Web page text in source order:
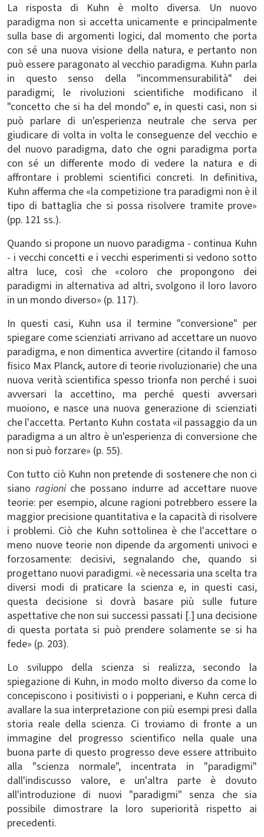
La risposta di Kuhn è molto diversa. Un nuovo
paradigma non si accetta unicamente e principalmente
sulla base di argomenti logici, dal momento che porta
con sé una nuova visione della natura, e pertanto non
può essere paragonato al vecchio paradigma. Kuhn parla
in questo senso della "incommensurabilità" dei
paradigmi; le rivoluzioni scientifiche modificano il
"concetto che si ha del mondo" e, in questi casi, non si
può parlare di un'esperienza neutrale che serva per
giudicare di volta in volta le conseguenze del vecchio e
del nuovo paradigma, dato che ogni paradigma porta
con sé un differente modo di vedere la natura e di
affrontare i problemi scientifici concreti. In definitiva,
Kuhn afferma che «la competizione tra paradigmi non è il
tipo di battaglia che si possa risolvere tramite prove»
(pp. 121 ss.).
Quando si propone un nuovo paradigma - continua Kuhn
- i vecchi concetti e i vecchi esperimenti si vedono sotto
altra luce, così che «coloro che propongono dei
paradigmi in alternativa ad altri, svolgono il loro lavoro
in un mondo diverso» (p. 117).
In questi casi, Kuhn usa il termine "conversione" per
spiegare come scienziati arrivano ad accettare un nuovo
paradigma, e non dimentica avvertire (citando il famoso
fisico Max Planck, autore di teorie rivoluzionarie) che una
nuova verità scientifica spesso trionfa non perché i suoi
avversari la accettino, ma perché questi avversari
muoiono, e nasce una nuova generazione di scienziati
che l'accetta. Pertanto Kuhn costata «il passaggio da un
paradigma a un altro è un'esperienza di conversione che
non si può forzare» (p. 55).
Con tutto ciò Kuhn non pretende di sostenere che non ci
siano ragioni che possano indurre ad accettare nuove
teorie: per esempio, alcune ragioni potrebbero essere la
maggior precisione quantitativa e la capacità di risolvere
i problemi. Ciò che Kuhn sottolinea è che l'accettare o
meno nuove teorie non dipende da argomenti univoci e
forzosamente: decisivi, segnalando che, quando si
progettano nuovi paradigmi. «è necessaria una scelta tra
diversi modi di praticare la scienza e, in questi casi,
questa decisione si dovrà basare più sulle future
aspettative che non sui successi passati [.] una decisione
di questa portata si può prendere solamente se si ha
fede» (p. 203).
Lo sviluppo della scienza si realizza, secondo la
spiegazione di Kuhn, in modo molto diverso da come lo
concepiscono i positivisti o i popperiani, e Kuhn cerca di
avallare la sua interpretazione con più esempi presi dalla
storia reale della scienza. Ci troviamo di fronte a un
immagine del progresso scientifico nella quale una
buona parte di questo progresso deve essere attribuito
alla "scienza normale", incentrata in "paradigmi"
dall'indiscusso valore, e un'altra parte è dovuto
all'introduzione di nuovi "paradigmi" senza che sia
possibile dimostrare la loro superiorità rispetto ai
precedenti.